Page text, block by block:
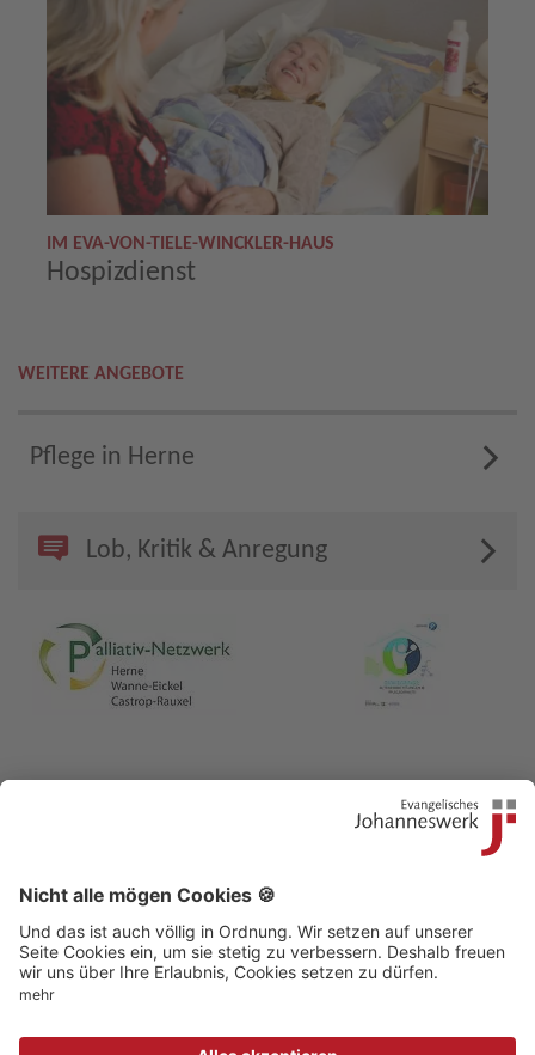
IM EVA-VON-TIELE-WINCKLER-HAUS
Hospizdienst
WEITERE ANGEBOTE
Pflege in Herne
Lob, Kritik & Anregung